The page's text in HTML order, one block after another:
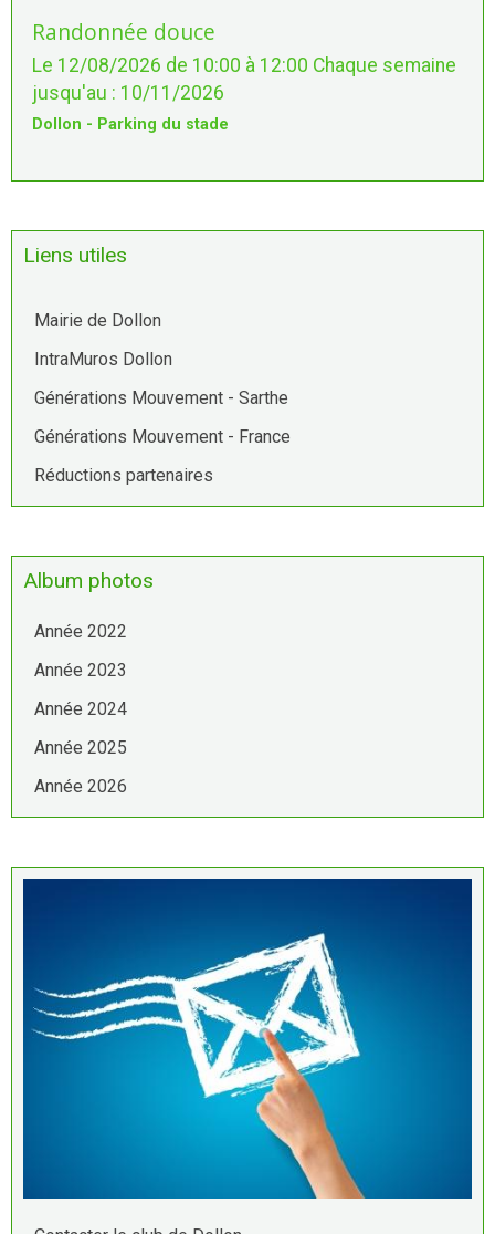
Randonnée douce
Le 12/08/2026 de 10:00 à 12:00 Chaque semaine
jusqu'au : 10/11/2026
Dollon - Parking du stade
Liens utiles
Mairie de Dollon
IntraMuros Dollon
Générations Mouvement - Sarthe
Générations Mouvement - France
Réductions partenaires
Album photos
Année 2022
Année 2023
Année 2024
Année 2025
Année 2026